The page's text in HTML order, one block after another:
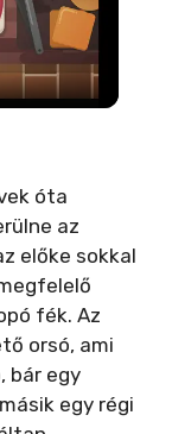
óta
az
előke sokkal
fék. Az
orsó, ami
bár egy
egy régi